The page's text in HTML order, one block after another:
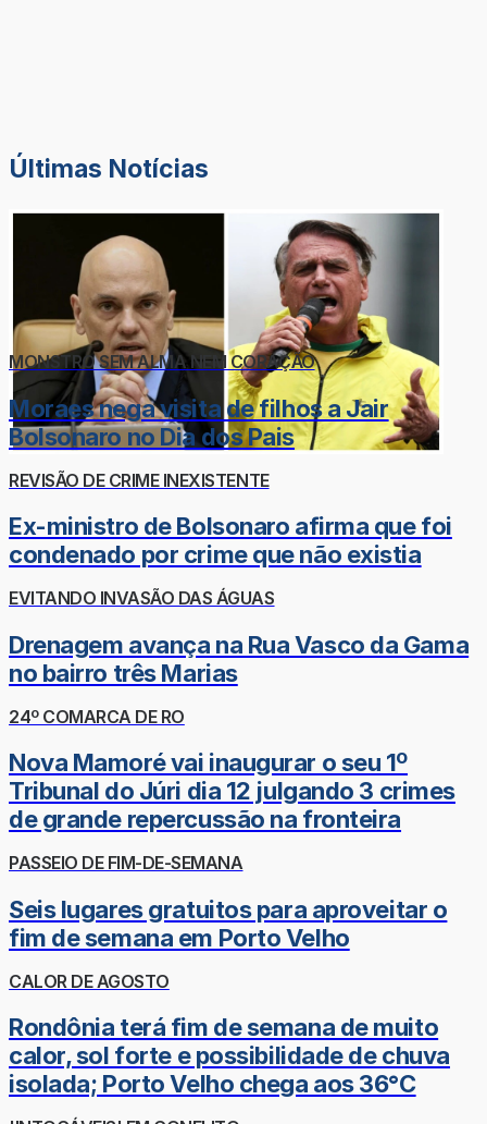
Últimas Notícias
MONSTRO SEM ALMA NEM CORAÇÃO
Moraes nega visita de filhos a Jair
Bolsonaro no Dia dos Pais
REVISÃO DE CRIME INEXISTENTE
Ex-ministro de Bolsonaro afirma que foi
condenado por crime que não existia
EVITANDO INVASÃO DAS ÁGUAS
Drenagem avança na Rua Vasco da Gama
no bairro três Marias
24º COMARCA DE RO
Nova Mamoré vai inaugurar o seu 1º
Tribunal do Júri dia 12 julgando 3 crimes
de grande repercussão na fronteira
PASSEIO DE FIM-DE-SEMANA
Seis lugares gratuitos para aproveitar o
fim de semana em Porto Velho
CALOR DE AGOSTO
Rondônia terá fim de semana de muito
calor, sol forte e possibilidade de chuva
isolada; Porto Velho chega aos 36°C